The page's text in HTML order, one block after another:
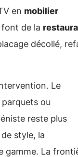
en mobilier
de la
décollé,
Le
ou
reste plus
style, la
gamme. La